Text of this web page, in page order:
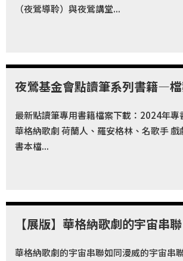
（夜鶯導聆）與夜鶯講堂...
夜鶯基金會點讀筆系列書籍—
最新點讀筆專用書籍檔案下載：2024年
華格納歌劇 荷蘭人、羅安格林、名歌手 戲
書本檔...
【展版】華格納歌劇的宇宙串聯
華格納歌劇的宇宙串聯如同漫威的宇宙串